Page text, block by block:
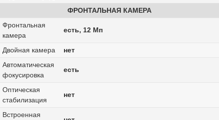
ФРОНТАЛЬНАЯ КАМЕРА
Фронтальная
камера
есть, 12 Мп
Двойная камера
нет
Автоматическая
фокусировка
есть
Оптическая
стабилизация
нет
Встроенная